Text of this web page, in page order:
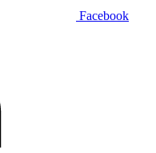
Facebook